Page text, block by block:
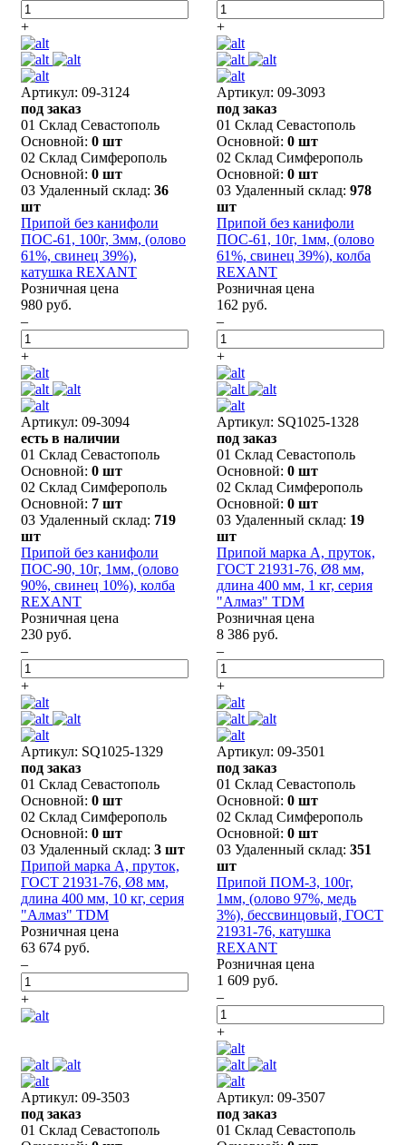
+ +
Артикул: 09-3124
под заказ
01 Склад Севастополь
Основной: 0 шт
02 Склад Симферополь
Основной: 0 шт
03 Удаленный склад: 36
шт
Припой без канифоли
ПОС-61, 100г, 3мм, (олово
61%, свинец 39%),
катушка REXANT
Розничная цена
980 руб.
–
+
Артикул: 09-3093
под заказ
01 Склад Севастополь
Основной: 0 шт
02 Склад Симферополь
Основной: 0 шт
03 Удаленный склад: 978
шт
Припой без канифоли
ПОС-61, 10г, 1мм, (олово
61%, свинец 39%), колба
REXANT
Розничная цена
162 руб.
–
+
Артикул: 09-3094
есть в наличии
01 Склад Севастополь
Основной: 0 шт
02 Склад Симферополь
Основной: 7 шт
03 Удаленный склад: 719
шт
Припой без канифоли
ПОС-90, 10г, 1мм, (олово
90%, свинец 10%), колба
REXANT
Розничная цена
230 руб.
–
+
Артикул: SQ1025-1328
под заказ
01 Склад Севастополь
Основной: 0 шт
02 Склад Симферополь
Основной: 0 шт
03 Удаленный склад: 19
шт
Припой марка А, пруток,
ГОСТ 21931-76, Ø8 мм,
длина 400 мм, 1 кг, серия
"Алмаз" TDM
Розничная цена
8 386 руб.
–
+
Артикул: SQ1025-1329
под заказ
01 Склад Севастополь
Основной: 0 шт
02 Склад Симферополь
Основной: 0 шт
03 Удаленный склад: 3 шт
Припой марка А, пруток,
ГОСТ 21931-76, Ø8 мм,
длина 400 мм, 10 кг, серия
"Алмаз" TDM
Розничная цена
63 674 руб.
–
+
Артикул: 09-3501
под заказ
01 Склад Севастополь
Основной: 0 шт
02 Склад Симферополь
Основной: 0 шт
03 Удаленный склад: 351
шт
Припой ПОМ-3, 100г,
1мм, (олово 97%, медь
3%), бессвинцовый, ГОСТ
21931-76, катушка
REXANT
Розничная цена
1 609 руб.
–
+
Артикул: 09-3503
под заказ
01 Склад Севастополь
Артикул: 09-3507
под заказ
01 Склад Севастополь